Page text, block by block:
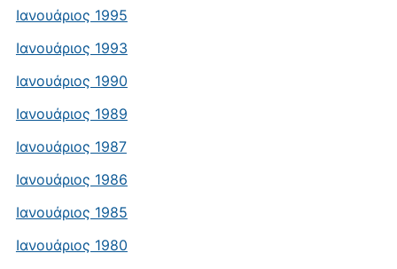
Ιανουάριος 1995
Ιανουάριος 1993
Ιανουάριος 1990
Ιανουάριος 1989
Ιανουάριος 1987
Ιανουάριος 1986
Ιανουάριος 1985
Ιανουάριος 1980